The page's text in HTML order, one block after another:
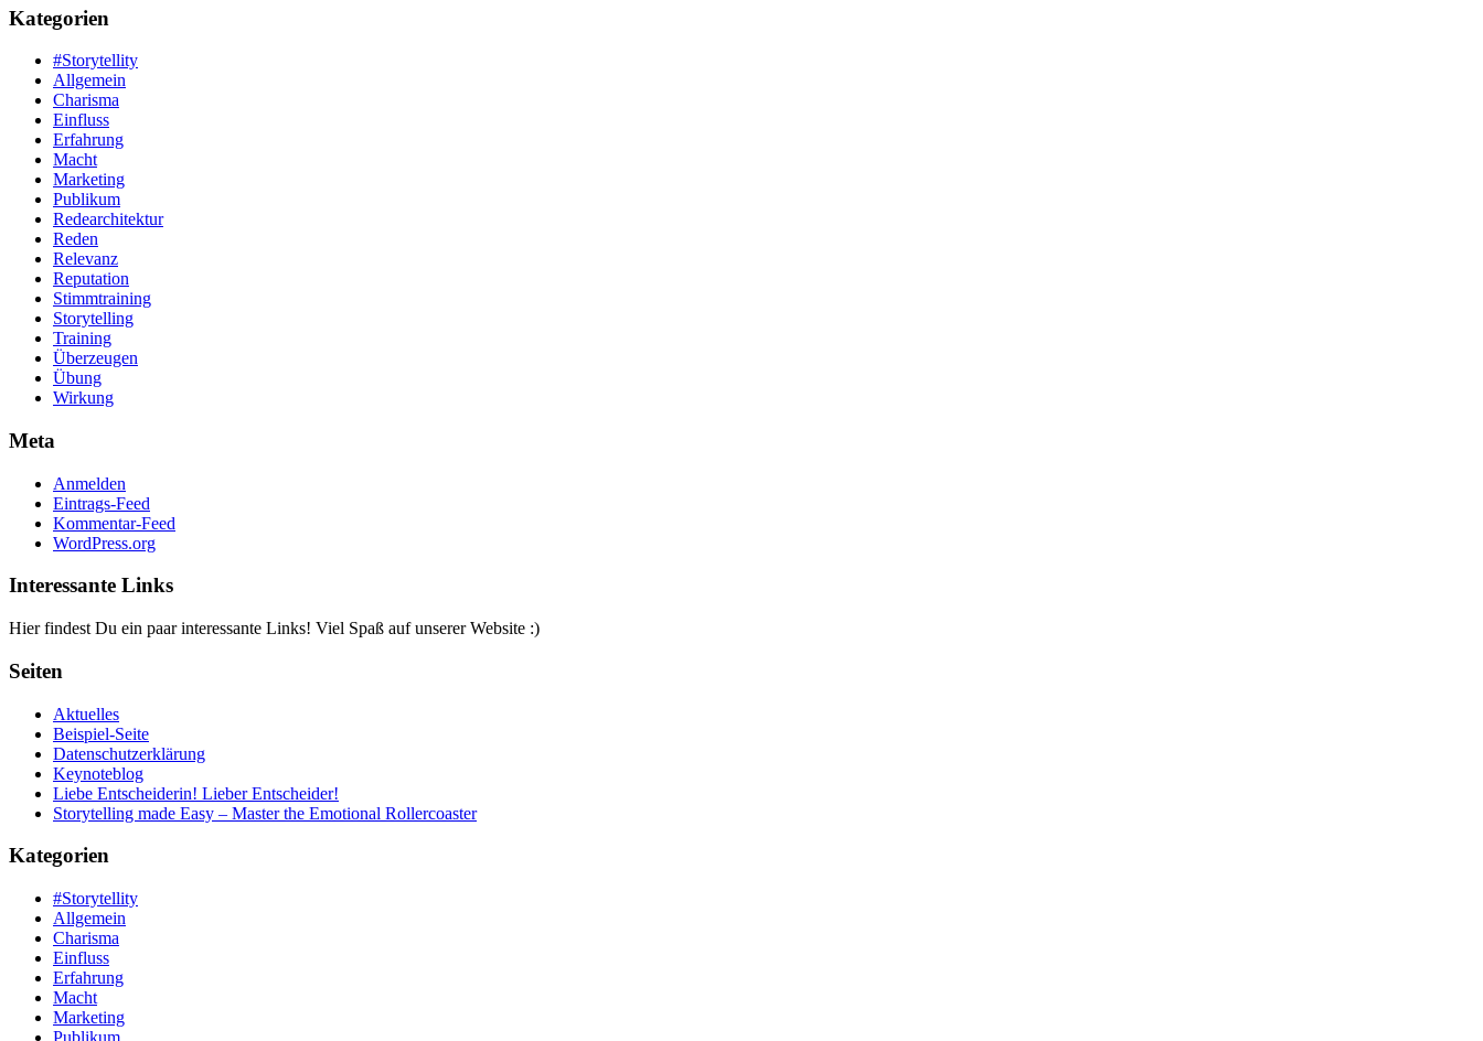
Kategorien
#Storytellity
Allgemein
Charisma
Einfluss
Erfahrung
Macht
Marketing
Publikum
Redearchitektur
Reden
Relevanz
Reputation
Stimmtraining
Storytelling
Training
Überzeugen
Übung
Wirkung
Meta
Anmelden
Eintrags-Feed
Kommentar-Feed
WordPress.org
Interessante Links
Hier findest Du ein paar interessante Links! Viel Spaß auf unserer Website :)
Seiten
Aktuelles
Beispiel-Seite
Datenschutzerklärung
Keynoteblog
Liebe Entscheiderin! Lieber Entscheider!
Storytelling made Easy – Master the Emotional Rollercoaster
Kategorien
#Storytellity
Allgemein
Charisma
Einfluss
Erfahrung
Macht
Marketing
Publikum